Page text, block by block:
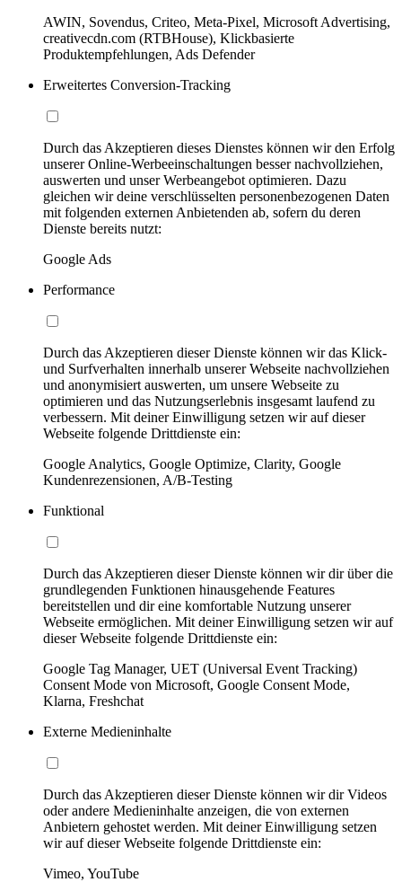
AWIN, Sovendus, Criteo, Meta-Pixel, Microsoft Advertising,
creativecdn.com (RTBHouse), Klickbasierte
Produktempfehlungen, Ads Defender
Erweitertes Conversion-Tracking
Durch das Akzeptieren dieses Dienstes können wir den Erfolg
unserer Online-Werbeeinschaltungen besser nachvollziehen,
auswerten und unser Werbeangebot optimieren. Dazu
gleichen wir deine verschlüsselten personenbezogenen Daten
mit folgenden externen Anbietenden ab, sofern du deren
Dienste bereits nutzt:
Google Ads
Performance
Durch das Akzeptieren dieser Dienste können wir das Klick-
und Surfverhalten innerhalb unserer Webseite nachvollziehen
und anonymisiert auswerten, um unsere Webseite zu
optimieren und das Nutzungserlebnis insgesamt laufend zu
verbessern. Mit deiner Einwilligung setzen wir auf dieser
Webseite folgende Drittdienste ein:
Google Analytics, Google Optimize, Clarity, Google
Kundenrezensionen, A/B-Testing
Funktional
Durch das Akzeptieren dieser Dienste können wir dir über die
grundlegenden Funktionen hinausgehende Features
bereitstellen und dir eine komfortable Nutzung unserer
Webseite ermöglichen. Mit deiner Einwilligung setzen wir auf
dieser Webseite folgende Drittdienste ein:
Google Tag Manager, UET (Universal Event Tracking)
Consent Mode von Microsoft, Google Consent Mode,
Klarna, Freshchat
Externe Medieninhalte
Durch das Akzeptieren dieser Dienste können wir dir Videos
oder andere Medieninhalte anzeigen, die von externen
Anbietern gehostet werden. Mit deiner Einwilligung setzen
wir auf dieser Webseite folgende Drittdienste ein:
Vimeo, YouTube